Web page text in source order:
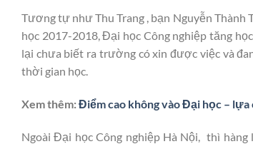
Tương tự như Thu Trang , bạn Nguyễn Thành
học 2017-2018, Đại học Công nghiệp tăng
lại chưa biết ra trường có xin được việc và
thời gian học.
Xem thêm:Điểm cao không vào Đại học – lựa
Ngoài Đại học Công nghiệp Hà Nội, thì